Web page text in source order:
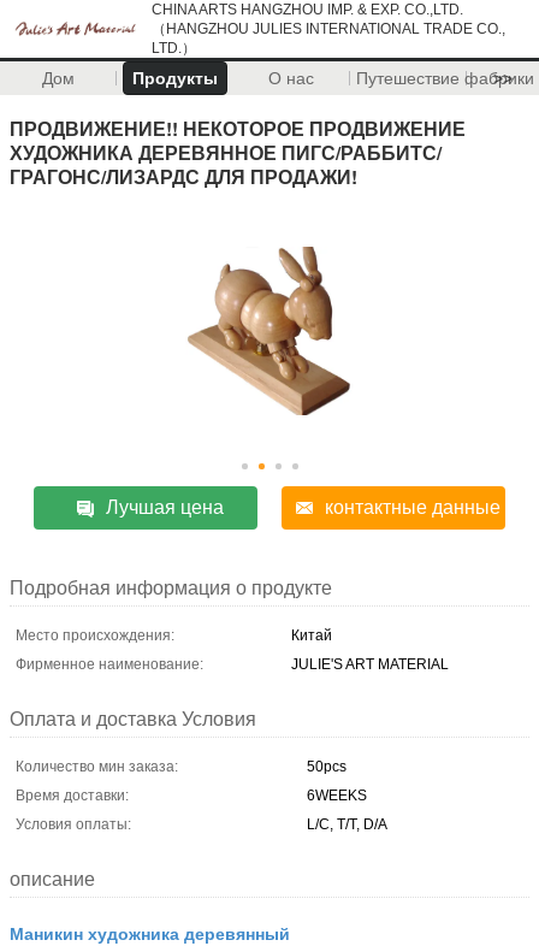
CHINA ARTS HANGZHOU IMP. & EXP. CO.,LTD.
（HANGZHOU JULIES INTERNATIONAL TRADE CO.,
LTD.）
Дом Продукты О нас Путешествие фабрики
>>
ПРОДВИЖЕНИЕ!! НЕКОТОРОЕ ПРОДВИЖЕНИЕ
ХУДОЖНИКА ДЕРЕВЯННОЕ ПИГС/РАББИТС/
ГРАГОНС/ЛИЗАРДС ДЛЯ ПРОДАЖИ!
Лучшая цена контактные данные
Подробная информация о продукте
Место происхождения:
Китай
Фирменное наименование:
JULIE'S ART MATERIAL
Оплата и доставка Условия
Количество мин заказа:
50pcs
Время доставки:
6WEEKS
Условия оплаты:
L/C, T/T, D/A
описание
Маникин художника деревянный